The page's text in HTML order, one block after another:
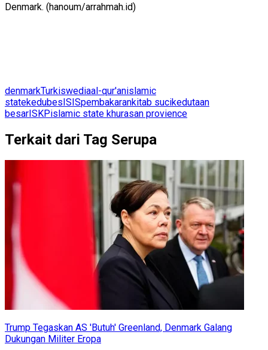
Denmark. (hanoum/arrahmah.id)
denmarkTurkiswediaal-qur'anislamic
statekedubesISISpembakarankitab sucikedutaan
besarISKPislamic state khurasan provience
Terkait dari Tag Serupa
Trump Tegaskan AS 'Butuh' Greenland, Denmark Galang
Dukungan Militer Eropa